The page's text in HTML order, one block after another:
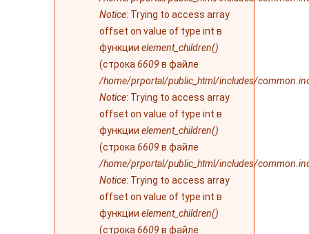
Notice: Trying to access array
offset on value of type int в
функции element_children()
(строка 6609 в файле
/home/prportal/public_html/includes/
Notice: Trying to access array
offset on value of type int в
функции element_children()
(строка 6609 в файле
/home/prportal/public_html/includes/
Notice: Trying to access array
offset on value of type int в
функции element_children()
(строка 6609 в файле